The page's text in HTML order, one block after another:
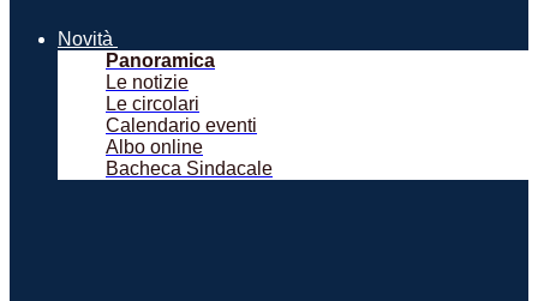
Novità
Panoramica
Le notizie
Le circolari
Calendario eventi
Albo online
Bacheca Sindacale